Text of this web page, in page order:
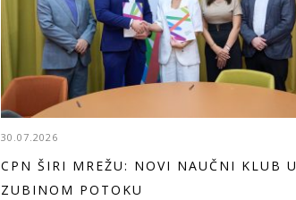
30.07.2026
CPN ŠIRI MREŽU: NOVI NAUČNI KLUB U
ZUBINOM POTOKU